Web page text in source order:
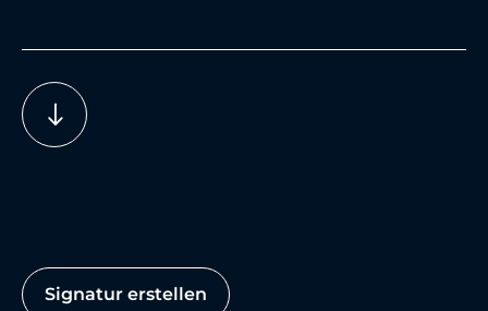
Signatur erstellen